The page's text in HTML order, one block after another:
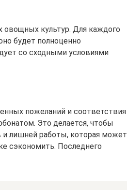
культур. Для каждого
будет полноценно
со сходными условиями
пожеланий и соответствия
Это делается, чтобы
и лишней работы, которая может
сэкономить. Последнего